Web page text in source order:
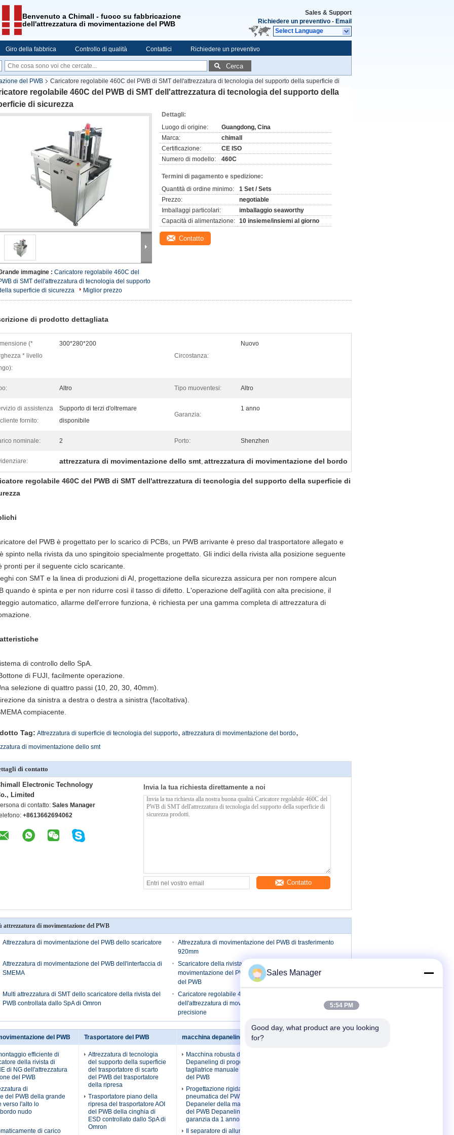
Benvenuto a Chimall - fuoco su fabbricazione
dell'attrezzatura di movimentazione del PWB
Sales & Support
Richiedere un preventivo - Email
Select Language
Giro della fabbrica Controllo di qualità Contattici Richiedere un preventivo
Cerca
del PWB
Caricatore regolabile 460C del PWB di SMT dell'attrezzatura di tecnologia del supporto della superficie di
regolabile 460C del PWB di SMT dell'attrezzatura di tecnologia del supporto della
di sicurezza
immagine : Caricatore regolabile 460C del
di SMT dell'attrezzatura di tecnologia del supporto
superficie di sicurezza
Miglior prezzo
Dettagli:
Luogo di origine:
Guangdong, Cina
Marca:
chimall
Certificazione:
CE ISO
Numero di modello:
460C
Termini di pagamento e spedizione:
Quantità di ordine minimo:
1 Set / Sets
Prezzo:
negotiable
Imballaggi particolari:
imballaggio seaworthy
Capacità di alimentazione: 10 insieme/insiemi al giorno
Contatto
di prodotto dettagliata
(*
* livello
300*280*200
Circostanza:
Nuovo
Altro Tipo muoventesi: Altro
di assistenza
fornito:
Supporto di terzi d'oltremare
disponibile
Garanzia:
1 anno
nominale: 2 Porto: Shenzhen
attrezzatura di movimentazione dello smt, attrezzatura di movimentazione del bordo
regolabile 460C del PWB di SMT dell'attrezzatura di tecnologia del supporto della superficie di
del PWB è progettato per lo scarico di PCBs, un PWB arrivante è preso dal trasportatore allegato e
spinto nella rivista da uno spingitoio specialmente progettato. Gli indici della rivista alla posizione seguente
pronti per il seguente ciclo scaricante.
con SMT e la linea di produzioni di AI, progettazione della sicurezza assicura per non rompere alcun
quando è spinta e per non ridurre così il tasso di difetto. L'operazione dell'agilità con alta precisione, il
automatico, allarme dell'errore funziona, è richiesta per una gamma completa di attrezzatura di
di controllo dello SpA.
di FUJI, facilmente operazione.
selezione di quattro passi (10, 20, 30, 40mm).
da sinistra a destra o destra a sinistra (facoltativa).
compiacente.
Tag: Attrezzatura di superficie di tecnologia del supporto, attrezzatura di movimentazione del bordo,
di movimentazione dello smt
di contatto
Electronic Technology
Limited
di contatto: Sales Manager
+8613662694062
Invia la tua richiesta direttamente a noi
Contatto
attrezzatura di movimentazione del PWB
Attrezzatura di movimentazione del PWB dello scaricatore
Attrezzatura di movimentazione del PWB di trasferimento
920mm
Attrezzatura di movimentazione del PWB dell'interfaccia di
SMEMA
Scaricatore della rivista dell'attrezzatura di
movimentazione del PWB di SMT multi per l'Assemblea
del PWB
Multi attrezzatura di SMT dello scaricatore della rivista del
PWB controllata dallo SpA di Omron
Caricatore regolabile 460C del PWB di SMT
dell'attrezzatura di movimentazione del PWB di alta
precisione
del PWB
efficiente di
della rivista di
di NG dell'attrezzatura
del PWB
di
del PWB della grande
verso l'alto lo
nudo
di carico
Trasportatore del PWB
Attrezzatura di tecnologia
del supporto della superficie
del trasportatore di scarto
del PWB del trasportatore
della ripresa
Trasportatore piano della
ripresa del trasportatore AOI
del PWB della cinghia di
ESD controllato dallo SpA di
Omron
macchina depaneling del PWB
Macchina robusta del PWB
Depaneling di progettazione,
tagliatrice manuale del cavo
del PWB
Progettazione rigida
pneumatica del PWB
Depaneler della macchina
del PWB Depaneling una
garanzia da 1 anno
Il separatore di alluminio del
Sales Manager
5:54 PM
Good day, what product are you looking
for?